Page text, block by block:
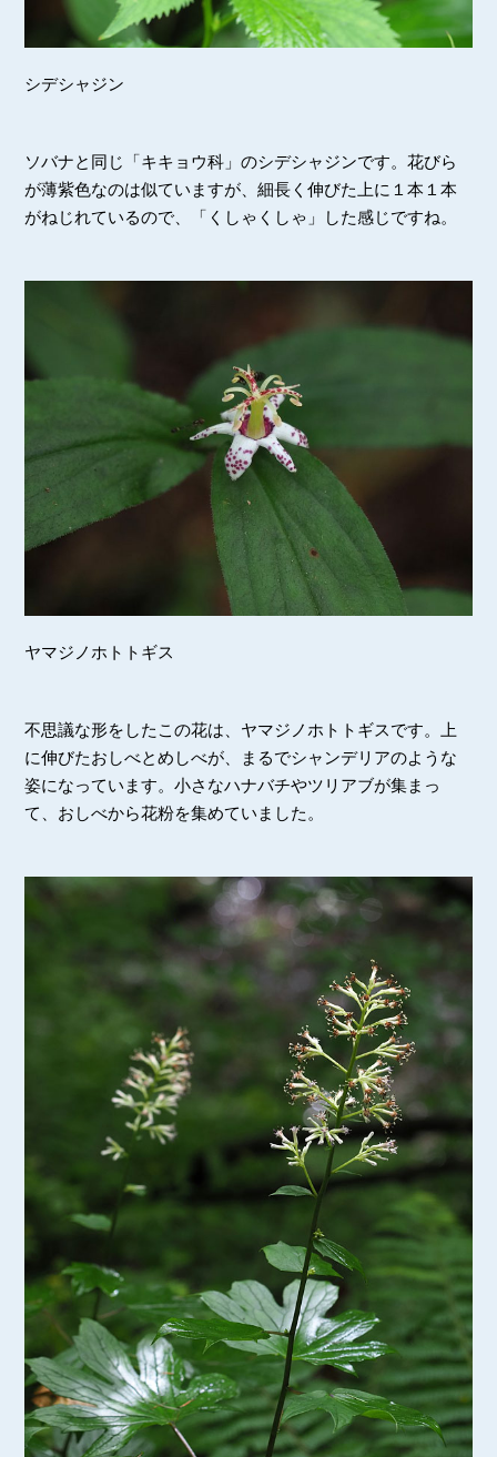
シデシャジン
ソバナと同じ「キキョウ科」のシデシャジンです。花びら
が薄紫色なのは似ていますが、細長く伸びた上に１本１本
がねじれているので、「くしゃくしゃ」した感じですね。
ヤマジノホトトギス
不思議な形をしたこの花は、ヤマジノホトトギスです。上
に伸びたおしべとめしべが、まるでシャンデリアのような
姿になっています。小さなハナバチやツリアブが集まっ
て、おしべから花粉を集めていました。